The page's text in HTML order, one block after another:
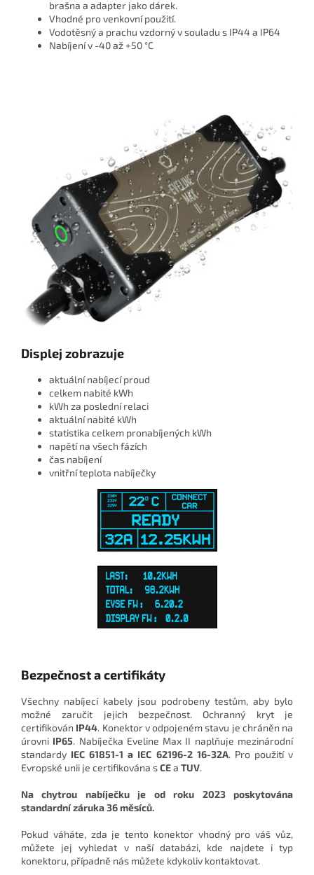
brašna a adapter jako dárek.
Vhodné pro venkovní použití.
Vodotěsný a prachu vzdorný v souladu s IP44 a IP64
Nabíjení v -40 až +50 °C
Displej zobrazuje
aktuální nabíjecí proud
celkem nabité kWh
kWh za poslední relaci
aktuální nabité kWh
statistika celkem pronabíjených kWh
napětí na všech fázích
čas nabíjení
vnitřní teplota nabíječky
Bezpečnost a certifikáty
Všechny nabíjecí kabely jsou podrobeny testům, aby bylo
možné zaručit jejich bezpečnost. Ochranný kryt je
certifikován IP44. Konektor v odpojeném stavu je chráněn na
úrovni IP65. Nabíječka Eveline Max II naplňuje mezinárodní
standardy IEC 61851-1 a IEC 62196-2 16-32A. Pro použití v
Evropské unii je certifikována sCEa TUV.
Na chytrou nabíječku je od roku 2023 poskytována
standardní záruka 36 měsíců.
Pokud váháte, zda je tento konektor vhodný pro váš vůz,
můžete jej vyhledat v naší databázi, kde najdete i typ
konektoru, případně nás můžete kdykoliv kontaktovat.